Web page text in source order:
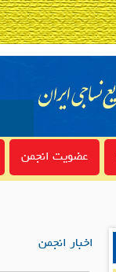
عضویت انجمن
اخبار انجمن